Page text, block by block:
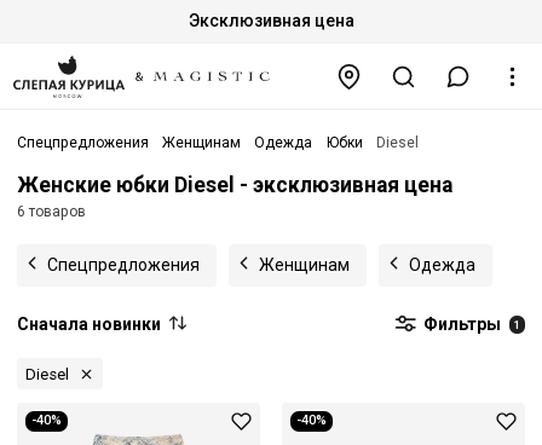
Эксклюзивная цена
Спецпредложения Женщинам Одежда Юбки Diesel
Женские юбки Diesel - эксклюзивная цена
6 товаров
Спецпредложения Женщинам Одежда
Сначала новинки Фильтры 1
Diesel
-40% -40%